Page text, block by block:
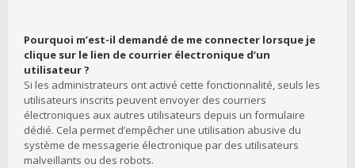
Pourquoi m’est-il demandé de me connecter lorsque je
clique sur le lien de courrier électronique d’un
utilisateur ?
Si les administrateurs ont activé cette fonctionnalité, seuls les
utilisateurs inscrits peuvent envoyer des courriers
électroniques aux autres utilisateurs depuis un formulaire
dédié. Cela permet d’empêcher une utilisation abusive du
système de messagerie électronique par des utilisateurs
malveillants ou des robots.